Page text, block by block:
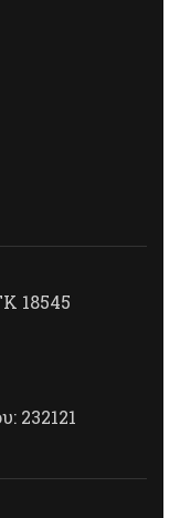
18545
232121